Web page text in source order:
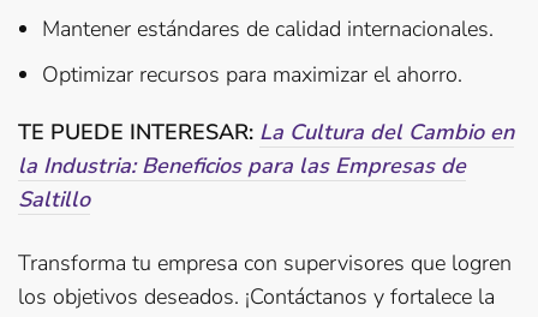
Mantener estándares de calidad internacionales.
Optimizar recursos para maximizar el ahorro.
TE PUEDE INTERESAR: La Cultura del Cambio en
la Industria: Beneficios para las Empresas de
Saltillo
Transforma tu empresa con supervisores que logren
los objetivos deseados. ¡Contáctanos y fortalece la